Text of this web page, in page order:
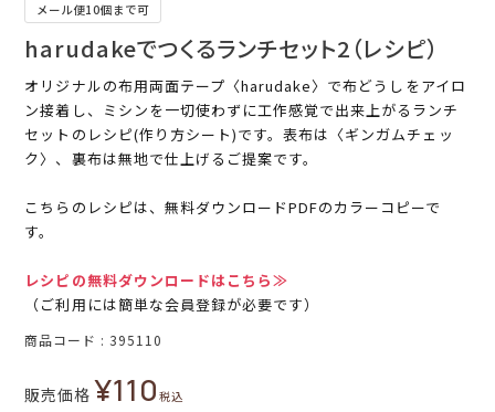
メール便10個まで可
harudakeでつくるランチセット2（レシピ）
オリジナルの布用両面テープ〈harudake〉で布どうしをアイロ
ン接着し、ミシンを一切使わずに工作感覚で出来上がるランチ
セットのレシピ(作り方シート)です。表布は〈ギンガムチェッ
ク〉、裏布は無地で仕上げるご提案です。
こちらのレシピは、無料ダウンロードPDFのカラーコピーで
す。
レシピの無料ダウンロードはこちら≫
（ご利用には簡単な会員登録が必要です）
商品コード 395110
販売価格 ¥110税込